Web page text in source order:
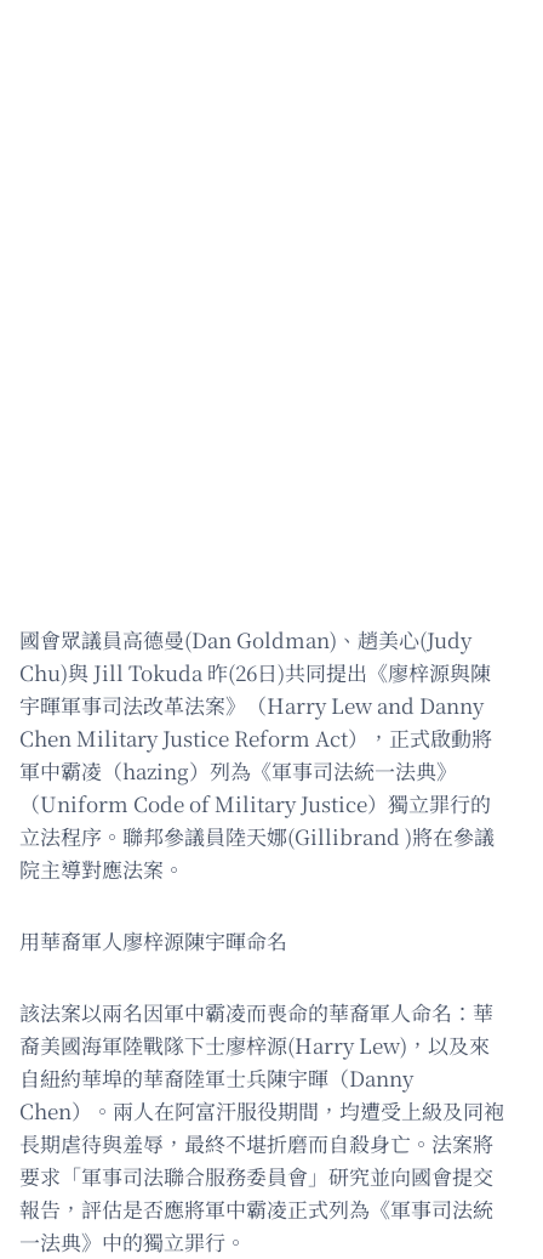
國會眾議員高德曼(Dan Goldman)、趙美心(Judy
Chu)與 Jill Tokuda 昨(26日)共同提出《廖梓源與陳
宇暉軍事司法改革法案》（Harry Lew and Danny
Chen Military Justice Reform Act），正式啟動將
軍中霸凌（hazing）列為《軍事司法統一法典》
（Uniform Code of Military Justice）獨立罪行的
立法程序。聯邦參議員陸天娜(Gillibrand )將在參議
院主導對應法案。
用華裔軍人廖梓源陳宇暉命名
該法案以兩名因軍中霸凌而喪命的華裔軍人命名：華
裔美國海軍陸戰隊下士廖梓源(Harry Lew)，以及來
自紐約華埠的華裔陸軍士兵陳宇暉（Danny
Chen）。兩人在阿富汗服役期間，均遭受上級及同袍
長期虐待與羞辱，最終不堪折磨而自殺身亡。法案將
要求「軍事司法聯合服務委員會」研究並向國會提交
報告，評估是否應將軍中霸凌正式列為《軍事司法統
一法典》中的獨立罪行。